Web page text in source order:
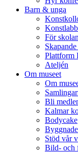
Barn & unga
För skolan
Plattform
Ateljén
Om museet
Om
Bli
Kalmar
Bodycake
Stöd vår
Bild- och